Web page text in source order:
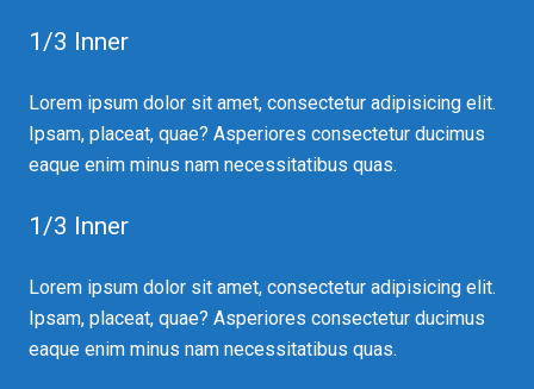
1/3 Inner
Lorem ipsum dolor sit amet, consectetur adipisicing elit.
Ipsam, placeat, quae? Asperiores consectetur ducimus
eaque enim minus nam necessitatibus quas.
1/3 Inner
Lorem ipsum dolor sit amet, consectetur adipisicing elit.
Ipsam, placeat, quae? Asperiores consectetur ducimus
eaque enim minus nam necessitatibus quas.